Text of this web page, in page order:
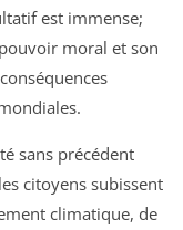
est immense;
moral et son
sans précédent
citoyens subissent
climatique, de